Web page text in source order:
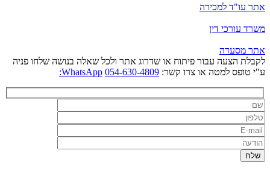
אתר עו"ד למכירה
משרד עורכי דין
אתר מסעדה
לקבלת הצעה עבור פיתוח או שדרוג אתר ולכל שאלה בנושה שלחו פניה
ע"י טופס למטה או צרו קשר: 054-630-4809
WhatsApp: